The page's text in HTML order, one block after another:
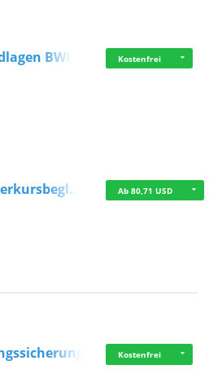
BWL Kostenfrei
Ab 80,71 USD
Kostenfrei